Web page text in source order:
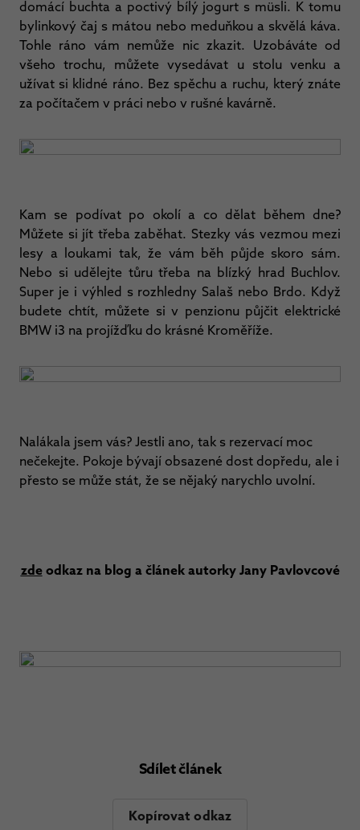
domácí buchta a poctivý bílý jogurt s müsli. K tomu
bylinkový čaj s mátou nebo meduňkou a skvělá káva.
Tohle ráno vám nemůže nic zkazit. Uzobáváte od
všeho trochu, můžete vysedávat u stolu venku a
užívat si klidné ráno. Bez spěchu a ruchu, který znáte
za počítačem v práci nebo v rušné kavárně.
Kam se podívat po okolí a co dělat během dne?
Můžete si jít třeba zaběhat. Stezky vás vezmou mezi
lesy a loukami tak, že vám běh půjde skoro sám.
Nebo si udělejte tůru třeba na blízký hrad Buchlov.
Super je i výhled s rozhledny Salaš nebo Brdo. Když
budete chtít, můžete si v penzionu půjčit elektrické
BMW i3 na projížďku do krásné Kroměříže.
Nalákala jsem vás? Jestli ano, tak s rezervací moc
nečekejte. Pokoje bývají obsazené dost dopředu, ale i
přesto se může stát, že se nějaký narychlo uvolní.
zdeodkaz na blog a článek autorky Jany Pavlovcové
Sdílet článek
Kopírovat odkaz